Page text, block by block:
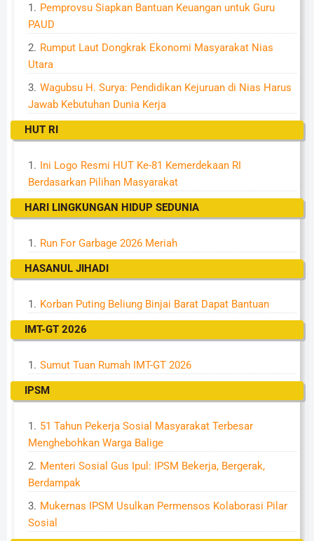
Pemprovsu Siapkan Bantuan Keuangan untuk Guru
PAUD
Rumput Laut Dongkrak Ekonomi Masyarakat Nias
Utara
Wagubsu H. Surya: Pendidikan Kejuruan di Nias Harus
Jawab Kebutuhan Dunia Kerja
HUT RI
Ini Logo Resmi HUT Ke-81 Kemerdekaan RI
Berdasarkan Pilihan Masyarakat
HARI LINGKUNGAN HIDUP SEDUNIA
Run For Garbage 2026 Meriah
HASANUL JIHADI
Korban Puting Beliung Binjai Barat Dapat Bantuan
IMT-GT 2026
Sumut Tuan Rumah IMT-GT 2026
IPSM
51 Tahun Pekerja Sosial Masyarakat Terbesar
Menghebohkan Warga Balige
Menteri Sosial Gus Ipul: IPSM Bekerja, Bergerak,
Berdampak
Mukernas IPSM Usulkan Permensos Kolaborasi Pilar
Sosial